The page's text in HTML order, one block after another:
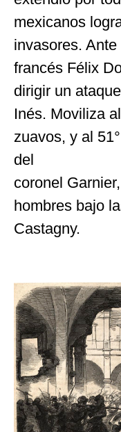
mexicanos
invasores.
francés Félix
dirigir un
Inés. Moviliza
zuavos, y al
del
coronel
hombres bajo
Castagny.